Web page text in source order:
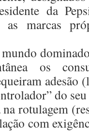
da
as marcas
os
adesão
do
rotulagem
com